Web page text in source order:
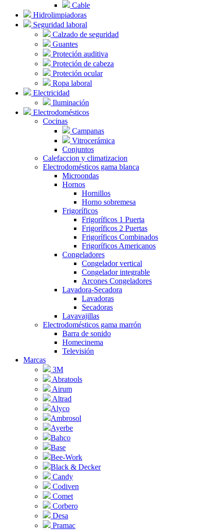
Cable
Hidrolimpiadoras
Seguridad laboral
Calzado de seguridad
Guantes
Proteción auditiva
Proteción de cabeza
Proteción ocular
Ropa laboral
Electricidad
Iluminación
Electrodomésticos
Cocinas
Campanas
Vitrocerámica
Conjuntos
Calefaccion y climatizacion
Electrodomésticos gama blanca
Microondas
Hornos
Hornillos
Horno sobremesa
Frigoríficos
Frigoríficos 1 Puerta
Frigoríficos 2 Puertas
Frigoríficos Combinados
Frigoríficos Americanos
Congeladores
Congelador vertical
Congelador integrable
Arcones Congeladores
Lavadora-Secadora
Lavadoras
Secadoras
Lavavajillas
Electrodomésticos gama marrón
Barra de sonido
Homecinema
Televisión
Marcas
3M
Abratools
Airum
Altrad
Alyco
Ambrosol
Ayerbe
Bahco
Base
Bee-Work
Black & Decker
Candy
Codiven
Comet
Corbero
Desa
Pramac